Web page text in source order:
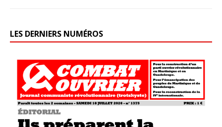
LES DERNIERS NUMÉROS